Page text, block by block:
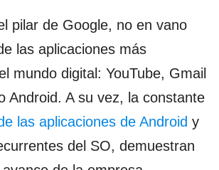
pilar de Google, no en vano
las aplicaciones más
mundo digital: YouTube, Gmail
Android. A su vez, la constante
las aplicaciones de Android y
del SO, demuestran